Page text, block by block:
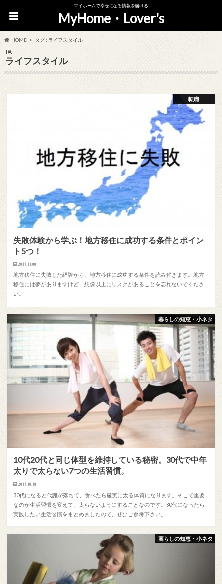
マイホームで幸せになる情報を届ける
MyHome・Lover's
HOME タグ : ライフスタイル
TAG
ライフスタイル
転職
失敗体験から学ぶ！地方移住に成功する条件とポイン
ト5つ！
2017.11.08
地方移住に失敗した経験から、地方移住に成功する条件を読み解きます。地方
移住には夢がありますけど、想像以上にリスクがあることを忘れないでくださ
い。
暮らしの知恵・小ネタ
10代20代と同じ体型を維持している秘密。30代で中年
太りで太らない7つの生活習慣。
2017.10.18
30代になると代謝が落ちて、食べたら確実に太る体質になります。そこで重要
なのが生活習慣を変えて、太らないようにすることなのです。30代になったら
実践したい生活習慣をまとめましたので、ぜひご参考下さい。
暮らしの知恵・小ネタ